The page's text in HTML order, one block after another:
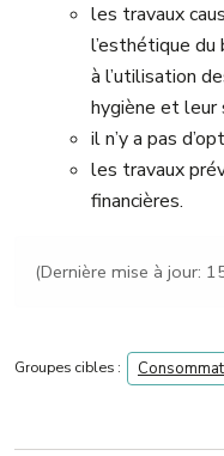
les travaux
l’esthétique
à l’utilisation
hygiène et leur
il n’y a pas
les travaux
financières.
(Dernière mise à jour:
Groupes cibles :